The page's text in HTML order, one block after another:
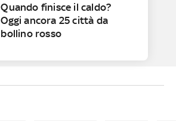
Quando finisce il caldo?
Oggi ancora 25 città da
bollino rosso